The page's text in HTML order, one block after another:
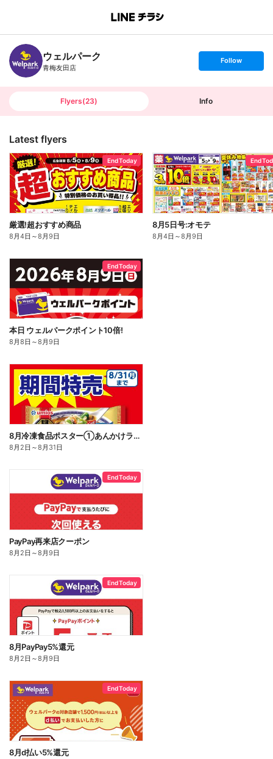
B
n
c
h
T
ウェルパーク
青梅友田店
s
t
o
Follow
Flyers(23) Info
Latest flyers
End Today
厳選!超おすすめ商品
8月4日 ～8月9日
End
8月5日号:オモテ
8月4日 ～8月9日
End Today
本日 ウェルパークポイント10倍!
8月8日 ～8月9日
8月冷凍食品ポスター①あんかけラーメン
8月2日 ～8月31日
End Today
PayPay再来店クーポン
8月2日 ～8月9日
End Today
8月PayPay5%還元
8月2日 ～8月9日
End Today
8月d払い5%還元